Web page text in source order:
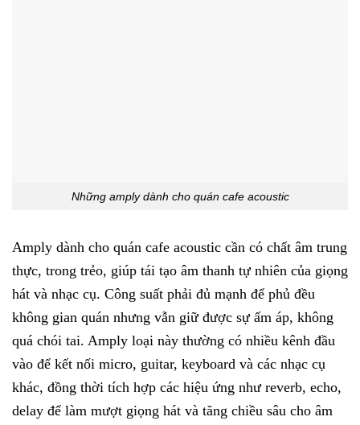
Những amply dành cho quán cafe acoustic
Amply dành cho quán cafe acoustic cần có chất âm trung
thực, trong trẻo, giúp tái tạo âm thanh tự nhiên của giọng
hát và nhạc cụ. Công suất phải đủ mạnh để phủ đều
không gian quán nhưng vẫn giữ được sự ấm áp, không
quá chói tai. Amply loại này thường có nhiều kênh đầu
vào để kết nối micro, guitar, keyboard và các nhạc cụ
khác, đồng thời tích hợp các hiệu ứng như reverb, echo,
delay để làm mượt giọng hát và tăng chiều sâu cho âm